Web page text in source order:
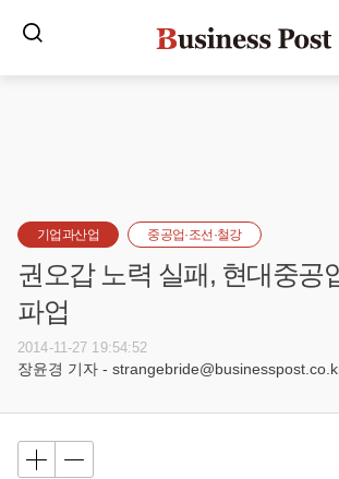
기업과산업 중공업·조선·철강
권오갑 노력 실패, 현대중공
파업
2014-11-27 19:54:52
장윤경 기자 -